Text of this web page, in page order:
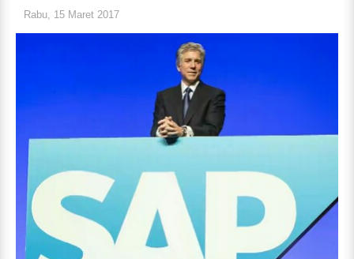
Rabu, 15 Maret 2017